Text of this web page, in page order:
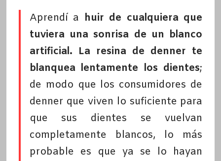
Aprendí a huir de cualquiera que
tuviera una sonrisa de un blanco
artificial. La resina de denner te
blanquea lentamente los dientes;
de modo que los consumidores de
denner que viven lo suficiente para
que sus dientes se vuelvan
completamente blancos, lo más
probable es que ya se lo hayan